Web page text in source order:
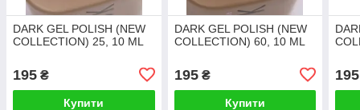
DARK GEL POLISH (NEW
COLLECTION) 25, 10 ML
195 ₴
Купити
DARK GEL POLISH (NEW
COLLECTION) 60, 10 ML
195₴
Купити
195